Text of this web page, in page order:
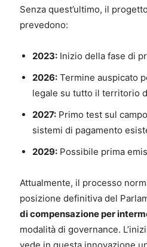
Senza quest’ultimo, il
prevedono:
2023: Inizio della fase di
2026: Termine auspicato
legale su tutto il territorio
2027: Primo test sul
sistemi di pagamento
2029: Possibile prima
Attualmente, il processo
posizione definitiva del
di compensazione per
modalità di governance.